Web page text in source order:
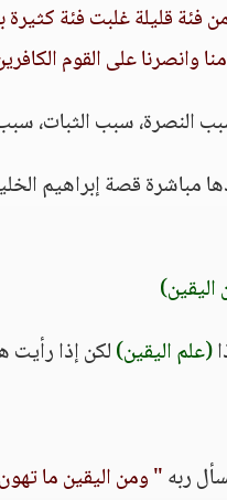
قليلة غلبت فئة كثيرة
وانصرنا على القوم
النصرة، سبب الثبات،
مباشرة قصة إبراهيم
(علم اليقين)لكن إذا
ربه" ومن اليقين ما